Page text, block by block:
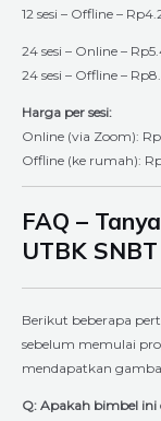
12 sesi – Offline –
24 sesi – Online –
24 sesi – Offline –
Harga per sesi:
Online (via Zoom):
Offline (ke rumah):
FAQ –
UTBK
Berikut beberapa
sebelum memulai
mendapatkan
Q: Apakah bimbel ini